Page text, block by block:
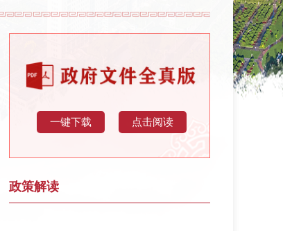
一键下载 点击阅读
政策解读